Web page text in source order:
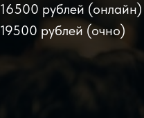
16500 рублей (онлайн)
19500 рублей (очно)